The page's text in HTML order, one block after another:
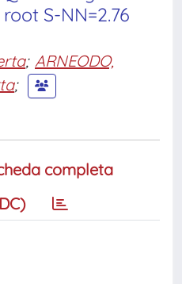
S-NN=2.76
; ARNEODO,
;
completa